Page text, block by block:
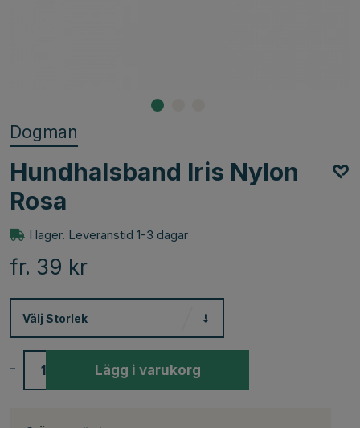
Dogman
Hundhalsband Iris Nylon
Rosa
I lager. Leveranstid 1-3 dagar
fr. 39 kr
Välj Storlek
- Lägg i varukorg